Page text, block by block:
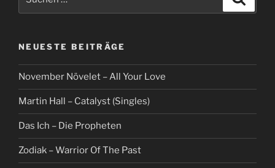
nach:
NEUESTE BEITRÄGE
November Növelet – All Your Love
Martin Hall – Catalyst (Singles)
Das Ich – Die Propheten
Zodiak – Warrior Of The Past